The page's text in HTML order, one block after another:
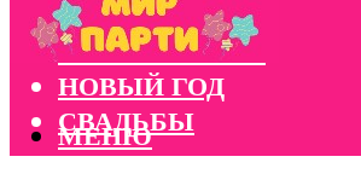
КОНКУРСЫ
КОРПОРАТИВЫ
НОВЫЙ ГОД
СВАДЬБЫ
МЕНЮ